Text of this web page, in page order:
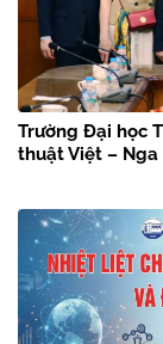
Trường Đại học
thuật Việt – Nga